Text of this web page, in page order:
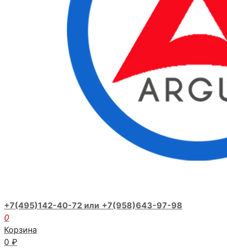
+7(495)142-40-72 или +7(958)643-97-98
0
Корзина
0 ₽